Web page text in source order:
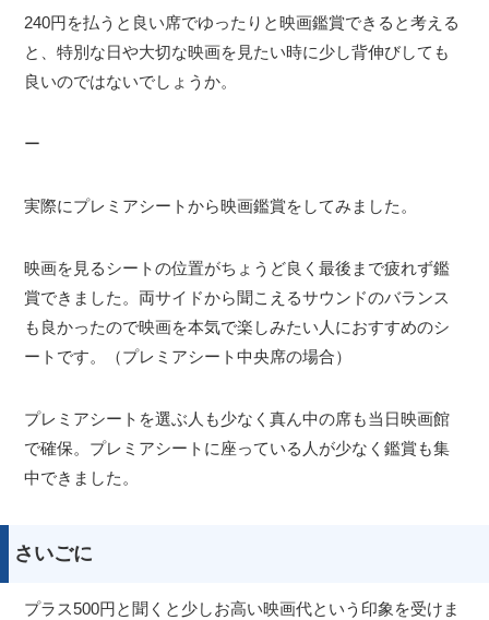
240円を払うと良い席でゆったりと映画鑑賞できると考える
と、特別な日や大切な映画を見たい時に少し背伸びしても
良いのではないでしょうか。
ー
実際にプレミアシートから映画鑑賞をしてみました。
映画を見るシートの位置がちょうど良く最後まで疲れず鑑
賞できました。両サイドから聞こえるサウンドのバランス
も良かったので映画を本気で楽しみたい人におすすめのシ
ートです。（プレミアシート中央席の場合）
プレミアシートを選ぶ人も少なく真ん中の席も当日映画館
で確保。プレミアシートに座っている人が少なく鑑賞も集
中できました。
さいごに
プラス500円と聞くと少しお高い映画代という印象を受けま